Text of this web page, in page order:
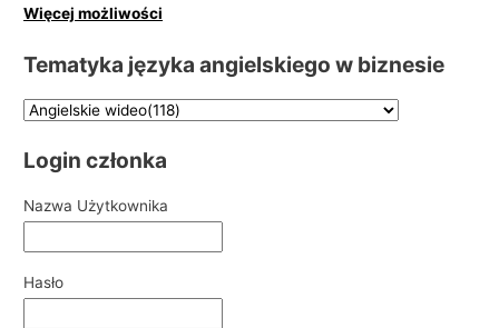
Więcej możliwości
Tematyka języka angielskiego w biznesie
Login członka
Nazwa Użytkownika
Hasło